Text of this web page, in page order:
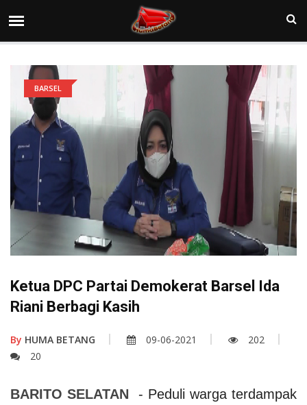
BARSEL
Ketua DPC Partai Demokerat Barsel Ida
Riani Berbagi Kasih
By HUMA BETANG 09-06-2021
202
20
BARITO SELATAN
- Peduli warga terdampak